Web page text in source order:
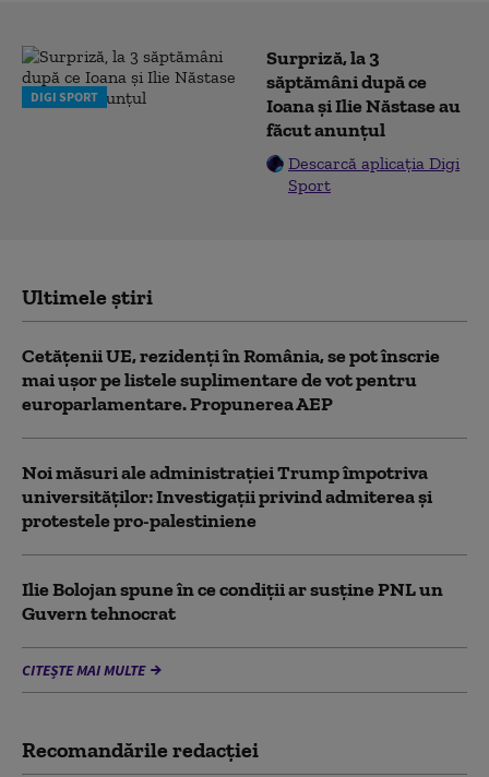
DIGI SPORT
Surpriză, la 3
săptămâni după ce
Ioana și Ilie Năstase au
făcut anunțul
Descarcă aplicația Digi
Sport
Ultimele știri
Cetățenii UE, rezidenți în România, se pot înscrie
mai ușor pe listele suplimentare de vot pentru
europarlamentare. Propunerea AEP
Noi măsuri ale administrației Trump împotriva
universităților: Investigații privind admiterea și
protestele pro-palestiniene
Ilie Bolojan spune în ce condiții ar susține PNL un
Guvern tehnocrat
CITEȘTE MAI MULTE
Recomandările redacţiei